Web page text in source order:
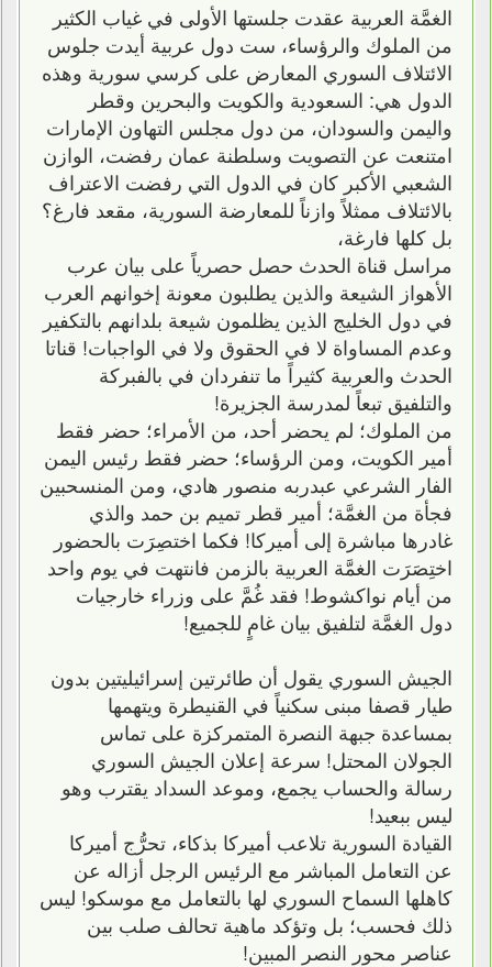
الغمَّة العربية عقدت جلستها الأولى في غياب الكثير
من الملوك والرؤساء، ست دول عربية أيدت جلوس
الائتلاف السوري المعارض على كرسي سورية وهذه
الدول هي: السعودية والكويت والبحرين وقطر
واليمن والسودان، من دول مجلس التهاون الإمارات
امتنعت عن التصويت وسلطنة عمان رفضت، الوازن
الشعبي الأكبر كان في الدول التي رفضت الاعتراف
بالائتلاف ممثلاً وازناً للمعارضة السورية، مقعد فارغ؟
بل كلها فارغة،
مراسل قناة الحدث حصل حصرياً على بيان عرب
الأهواز الشيعة والذين يطلبون معونة إخوانهم العرب
في دول الخليج الذين يظلمون شيعة بلدانهم بالتكفير
وعدم المساواة لا في الحقوق ولا في الواجبات! قناتا
الحدث والعربية كثيراً ما تنفردان في بالفبركة
والتلفيق تبعاً لمدرسة الجزيرة!
من الملوك؛ لم يحضر أحد، من الأمراء؛ حضر فقط
أمير الكويت، ومن الرؤساء؛ حضر فقط رئيس اليمن
الفار الشرعي عبدربه منصور هادي، ومن المنسحبين
فجأة من الغمَّة؛ أمير قطر تميم بن حمد والذي
غادرها مباشرة إلى أميركا! فكما اختصِرَت بالحضور
اختِصَرَت الغمَّة العربية بالزمن فانتهت في يوم واحد
من أيام نواكشوط! فقد غُمَّ على وزراء خارجيات
دول الغمَّة لتلفيق بيان غامٍ للجميع!
الجيش السوري يقول أن طائرتين إسرائيليتين بدون
طيار قصفا مبنى سكنياً في القنيطرة ويتهمها
بمساعدة جبهة النصرة المتمركزة على تماس
الجولان المحتل! سرعة إعلان الجيش السوري
رسالة والحساب يجمع، وموعد السداد يقترب وهو
ليس ببعيد!
القيادة السورية تلاعب أميركا بذكاء، تحرُّج أميركا
عن التعامل المباشر مع الرئيس الرجل أزاله عن
كاهلها السماح السوري لها بالتعامل مع موسكو! ليس
ذلك فحسب؛ بل وتؤكد ماهية تحالف صلب بين
عناصر محور النصر المبين!